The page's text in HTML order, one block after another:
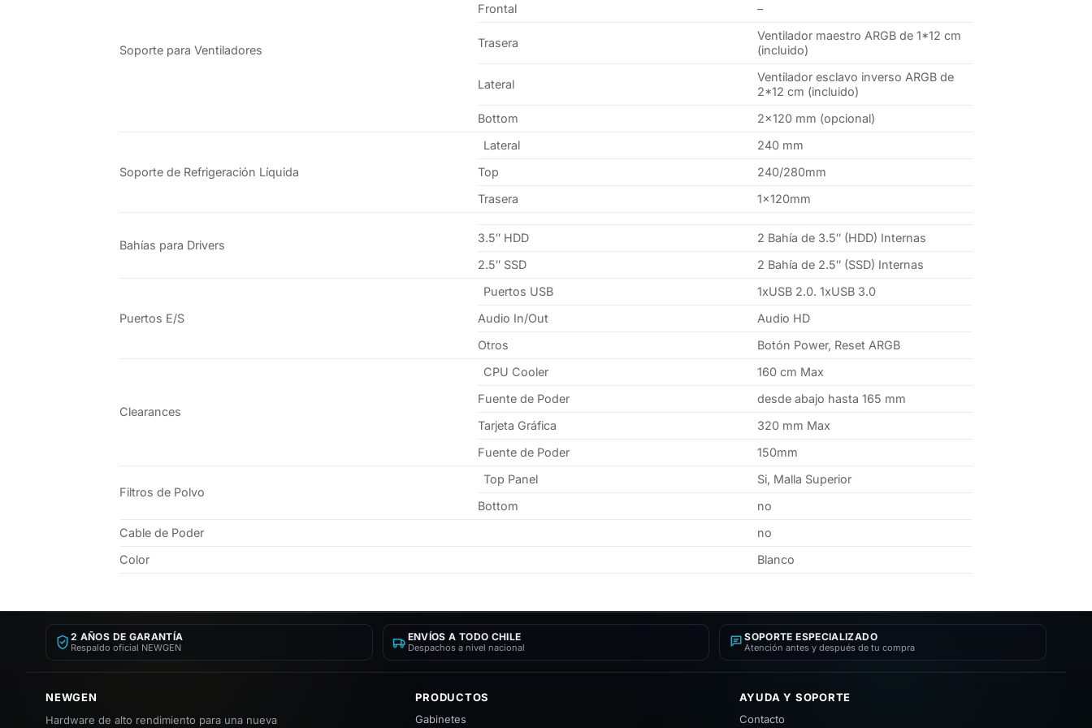
Soporte para Ventiladores
Frontal –
Trasera
Ventilador maestro ARGB de 1*12 cm
(incluido)
Lateral
Ventilador esclavo inverso ARGB de
2*12 cm (incluido)
Bottom
2×120 mm (opcional)
Soporte de Refrigeración Líquida
Lateral
240 mm
Top
240/280mm
Trasera
1x120mm
Bahías para Drivers
3.5″ HDD
2 Bahía de 3.5″ (HDD) Internas
2.5″ SSD
2 Bahía de 2.5″ (SSD) Internas
Puertos E/S
Puertos USB
1xUSB 2.0. 1xUSB 3.0
Audio In/Out
Audio HD
Otros
Botón Power, Reset ARGB
Clearances
CPU Cooler
160 cm Max
Fuente de Poder
desde abajo hasta 165 mm
Tarjeta Gráfica
320 mm Max
Fuente de Poder
150mm
Filtros de Polvo
Top Panel
Si, Malla Superior
Bottom
no
Cable de Poder
no
Color
Blanco
2 AÑOS DE GARANTÍA
Respaldo oficial NEWGEN
ENVÍOS A TODO CHILE
Despachos a nivel nacional
SOPORTE ESPECIALIZADO
Atención antes y después de tu compra
NEWGEN
Hardware de alto rendimiento para una nueva
PRODUCTOS
Gabinetes
AYUDA Y SOPORTE
Contacto